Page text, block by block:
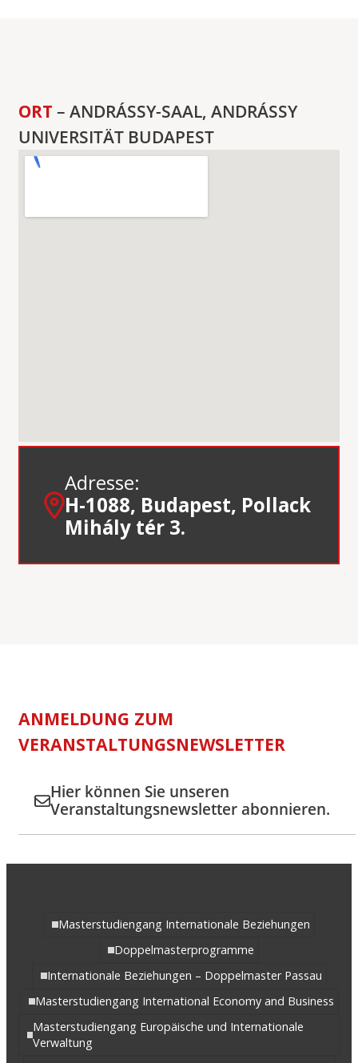
ORT – ANDRÁSSY-SAAL, ANDRÁSSY
UNIVERSITÄT BUDAPEST
Adresse:
H-1088, Budapest, Pollack
Mihály tér 3.
ANMELDUNG ZUM
VERANSTALTUNGSNEWSLETTER
Hier können Sie unseren
Veranstaltungsnewsletter abonnieren.
Masterstudiengang Internationale Beziehungen
Doppelmasterprogramme
Internationale Beziehungen – Doppelmaster Passau
Masterstudiengang International Economy and Business
Masterstudiengang Europäische und Internationale
Verwaltung